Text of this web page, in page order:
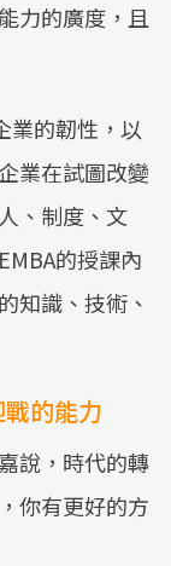
力的廣度，且
業的韌性，以
業在試圖改變
、制度、文
的授課內
知識、技術、
的能力
說，時代的轉
你有更好的方